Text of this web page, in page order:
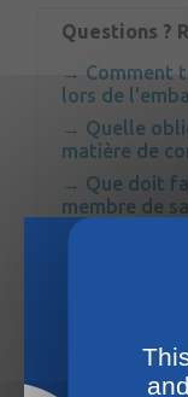
Questions ?
Comment
lors de
Quelle
matière de
Que doit
membre de
indépendant